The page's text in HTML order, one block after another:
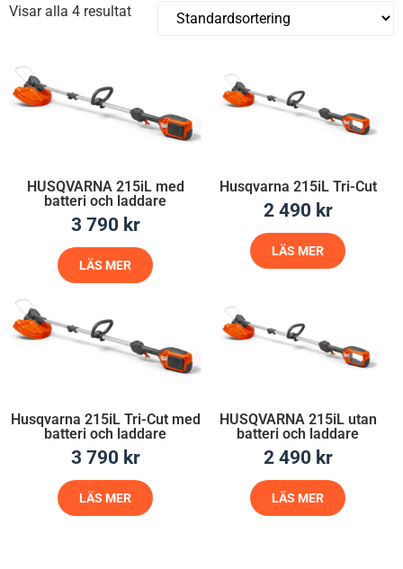
Visar alla 4 resultat
HUSQVARNA 215iL med
batteri och laddare
3 790 kr
LÄS MER
Husqvarna 215iL Tri-Cut
2 490 kr
LÄS MER
Husqvarna 215iL Tri-Cut med
batteri och laddare
3 790 kr
LÄS MER
HUSQVARNA 215iL utan
batteri och laddare
2 490 kr
LÄS MER